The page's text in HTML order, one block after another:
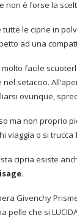
non è forse la
tutte le ciprie in
ad una
molto facile
setaccio.
ovunque,
ma non proprio
viaggia o si trucca
cipria esiste
Givenchy
pelle che si